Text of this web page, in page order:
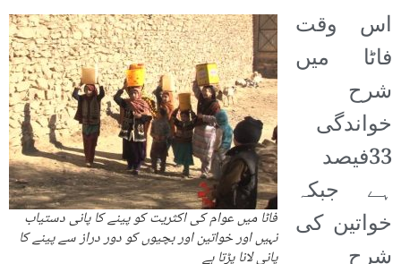
فاٹا میں عوام کی اکثریت کو پینے کا پانی دستیاب
نہیں اور خواتین اور بچیوں کو دور دراز سے پینے کا
پانی لانا پڑتا ہے
اس وقت
فاٹا میں
شرح
خواندگی
33فیصد
ہے جبکہ
خواتین کی